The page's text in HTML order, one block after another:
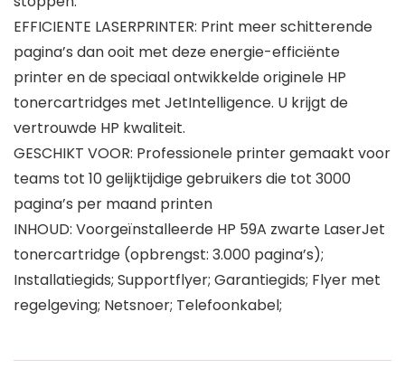
EFFICIENTE LASERPRINTER: Print meer schitterende
pagina’s dan ooit met deze energie-efficiënte
printer en de speciaal ontwikkelde originele HP
tonercartridges met JetIntelligence. U krijgt de
vertrouwde HP kwaliteit.
GESCHIKT VOOR: Professionele printer gemaakt voor
teams tot 10 gelijktijdige gebruikers die tot 3000
pagina’s per maand printen
INHOUD: Voorgeïnstalleerde HP 59A zwarte LaserJet
tonercartridge (opbrengst: 3.000 pagina’s);
Installatiegids; Supportflyer; Garantiegids; Flyer met
regelgeving; Netsnoer; Telefoonkabel;